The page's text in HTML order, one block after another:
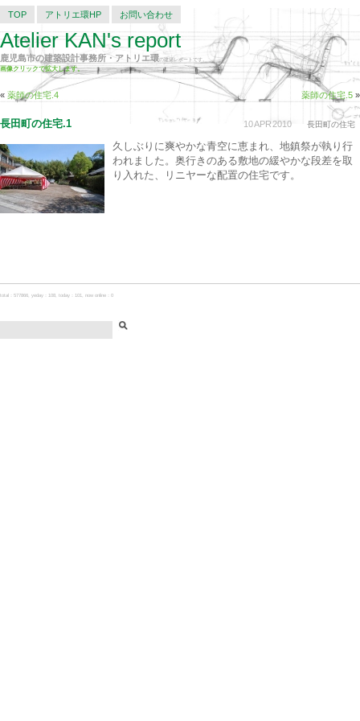
TOP アトリエ環HP お問い合わせ
Atelier KAN's report
鹿児島市の建築設計事務所・アトリエ環の建築レポートです。
画像クリックで拡大します。
« 薬師の住宅.4 薬師の住宅.5 »
10APR2010 長田町の住宅
長田町の住宅.1
久しぶりに爽やかな青空に恵まれ、地鎮祭が執り行
われました。奥行きのある敷地の緩やかな段差を取
り入れた、リニヤーな配置の住宅です。
total：577866, yeday：108, today：101, now online：0